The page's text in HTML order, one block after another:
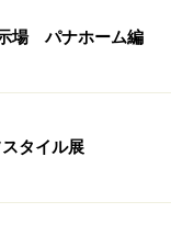
場 パナホーム編
タイル展